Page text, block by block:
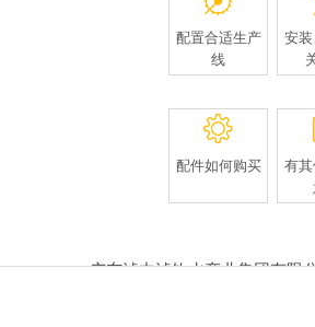
配置合适生产
线
安
配件如何购买
有
广东滤中滤饮水产业集团有限